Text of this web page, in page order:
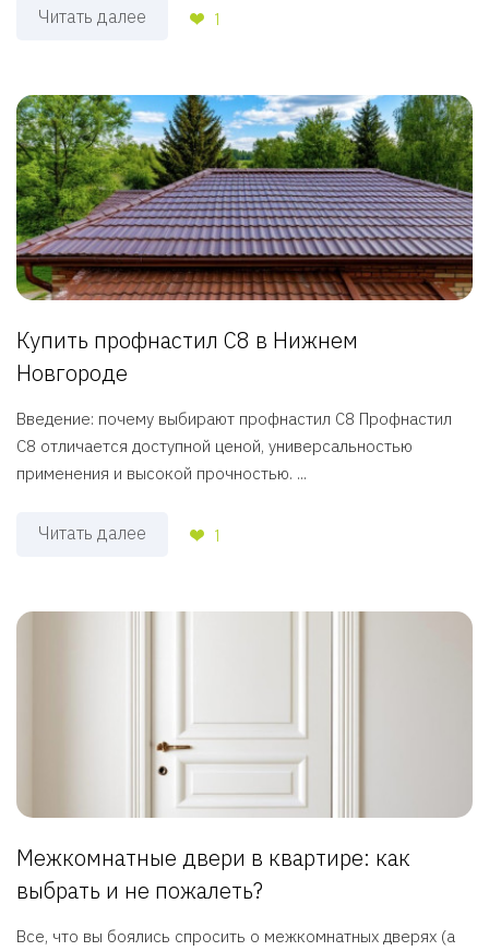
Читать далее 1
Купить профнастил С8 в Нижнем
Новгороде
Введение: почему выбирают профнастил С8 Профнастил
С8 отличается доступной ценой, универсальностью
применения и высокой прочностью. ...
Читать далее 1
Межкомнатные двери в квартире: как
выбрать и не пожалеть?
Все, что вы боялись спросить о межкомнатных дверях (а